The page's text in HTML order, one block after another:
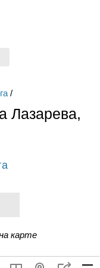
/
Лазарева,
карте